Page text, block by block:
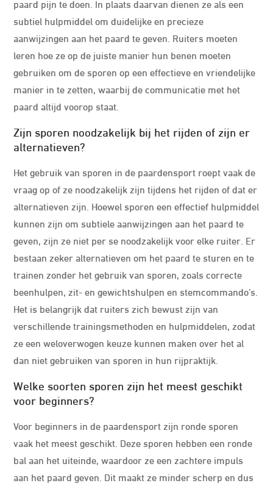
paard pijn te doen. In plaats daarvan dienen ze als een
subtiel hulpmiddel om duidelijke en precieze
aanwijzingen aan het paard te geven. Ruiters moeten
leren hoe ze op de juiste manier hun benen moeten
gebruiken om de sporen op een effectieve en vriendelijke
manier in te zetten, waarbij de communicatie met het
paard altijd voorop staat.
Zijn sporen noodzakelijk bij het rijden of zijn er
alternatieven?
Het gebruik van sporen in de paardensport roept vaak de
vraag op of ze noodzakelijk zijn tijdens het rijden of dat er
alternatieven zijn. Hoewel sporen een effectief hulpmiddel
kunnen zijn om subtiele aanwijzingen aan het paard te
geven, zijn ze niet per se noodzakelijk voor elke ruiter. Er
bestaan zeker alternatieven om het paard te sturen en te
trainen zonder het gebruik van sporen, zoals correcte
beenhulpen, zit- en gewichtshulpen en stemcommando’s.
Het is belangrijk dat ruiters zich bewust zijn van
verschillende trainingsmethoden en hulpmiddelen, zodat
ze een weloverwogen keuze kunnen maken over het al
dan niet gebruiken van sporen in hun rijpraktijk.
Welke soorten sporen zijn het meest geschikt
voor beginners?
Voor beginners in de paardensport zijn ronde sporen
vaak het meest geschikt. Deze sporen hebben een ronde
bal aan het uiteinde, waardoor ze een zachtere impuls
aan het paard geven. Dit maakt ze minder scherp en dus